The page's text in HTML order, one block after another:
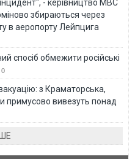
- керівництво МВС
збираються через
в аеропорту Лейпцига
спосіб обмежити російські
0
з Краматорська,
примусово вивезуть понад